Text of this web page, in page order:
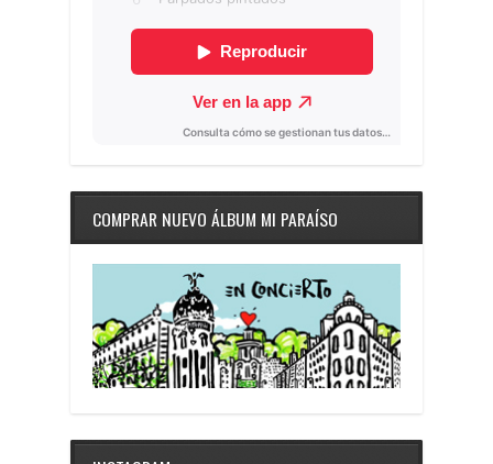
COMPRAR NUEVO ÁLBUM MI PARAÍSO